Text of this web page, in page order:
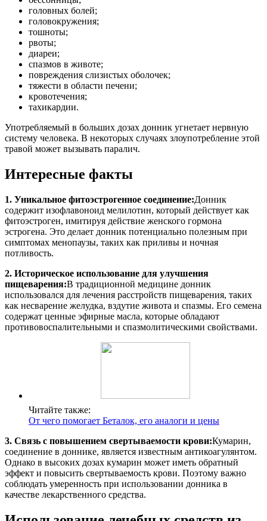
головных болей;
головокружения;
тошноты;
рвоты;
диареи;
спазмов в животе;
повреждения слизистых оболочек;
тяжести в области печени;
кровотечения;
тахикардии.
Употребляемый в больших дозах донник угнетает нервную
систему человека. В некоторых случаях злоупотребление этой
травой может вызывать паралич.
Интересные факты
1. Уникальное фитоэстрогенное соединение:Донник
содержит изофлавоноид мелилотин, который действует как
фитоэстроген, имитируя действие женского гормона
эстрогена. Это делает донник потенциально полезным при
симптомах менопаузы, таких как приливы и ночная
потливость.
2. Историческое использование для улучшения
пищеварения:В традиционной медицине донник
использовался для лечения расстройств пищеварения, таких
как несварение желудка, вздутие живота и спазмы. Его семена
содержат ценные эфирные масла, которые обладают
противовоспалительными и спазмолитическими свойствами.
Читайте также:
От чего помогает Беталок, его аналоги и цены
3. Связь с повышением свертываемости крови:Кумарин,
соединение в доннике, является известным антикоагулянтом.
Однако в высоких дозах кумарин может иметь обратный
эффект и повысить свертываемость крови. Поэтому важно
соблюдать умеренность при использовании донника в
качестве лекарственного средства.